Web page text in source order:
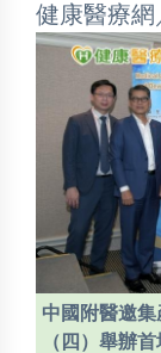
健康醫療
中國附醫邀集
（四）舉辦